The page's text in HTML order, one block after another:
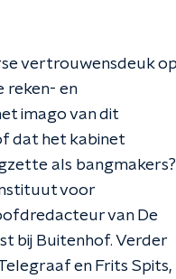
vertrouwensdeuk op
reken- en
imago van dit
dat het kabinet
als bangmakers?
voor
van De
bij Buitenhof. Verder
en Frits Spits,